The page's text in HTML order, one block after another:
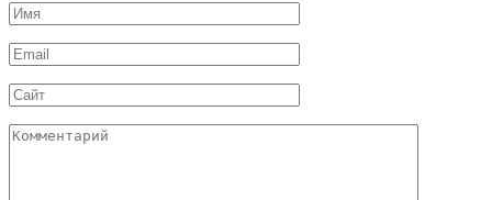
Имя
*
Email
*
Сайт
Комментарий